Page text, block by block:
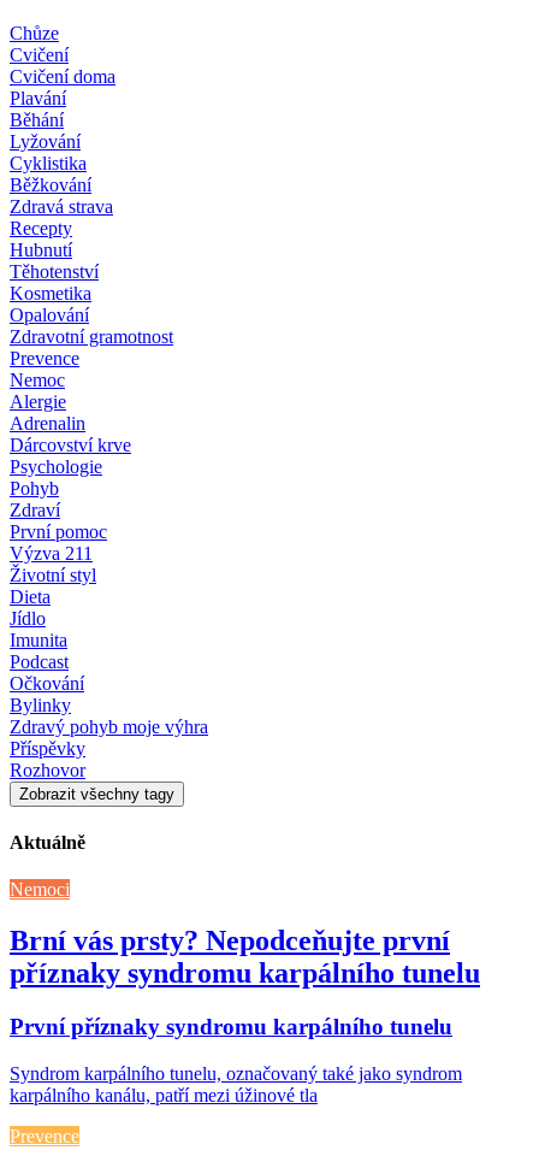
Chůze
Cvičení
Cvičení doma
Plavání
Běhání
Lyžování
Cyklistika
Běžkování
Zdravá strava
Recepty
Hubnutí
Těhotenství
Kosmetika
Opalování
Zdravotní gramotnost
Prevence
Nemoc
Alergie
Adrenalin
Dárcovství krve
Psychologie
Pohyb
Zdraví
První pomoc
Výzva 211
Životní styl
Dieta
Jídlo
Imunita
Podcast
Očkování
Bylinky
Zdravý pohyb moje výhra
Příspěvky
Rozhovor
Zobrazit všechny tagy
Aktuálně
Nemoci
Brní vás prsty? Nepodceňujte první
příznaky syndromu karpálního tunelu
První příznaky syndromu karpálního tunelu
Syndrom karpálního tunelu, označovaný také jako syndrom
karpálního kanálu, patří mezi úžinové tla
Prevence